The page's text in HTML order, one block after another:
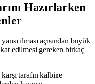
Hazırlarken
açısından büyük
edilmesi gereken birkaç
tarafın kalbine